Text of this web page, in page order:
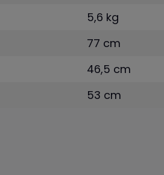
5,6 kg
77 cm
46,5 cm
53 cm